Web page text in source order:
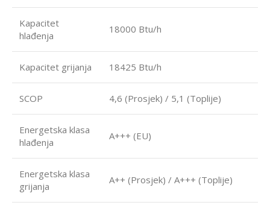
Kapacitet
hlađenja
18000 Btu/h
Kapacitet grijanja 18425 Btu/h
SCOP 4,6 (Prosjek) / 5,1 (Toplije)
Energetska klasa
hlađenja
A+++ (EU)
Energetska klasa
grijanja
A++ (Prosjek) / A+++ (Toplije)